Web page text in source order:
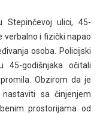
Stepinčevoj ulici, 45-
verbalno i fizički napao
osoba. Policijski
45-godišnjaka očitali
Obzirom da je
sa činjenjem
prostorijama od